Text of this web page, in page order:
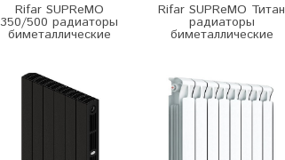
Rifar SUPReMO
350/500 радиаторы
биметаллические
Rifar SUPReMO Титан
радиаторы
биметаллические